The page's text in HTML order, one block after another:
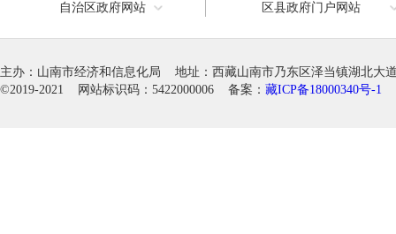
自治区政府网站 区县政府门户网站
主办：山南市经济和信息化局 地址：西藏山南市乃东区泽当镇湖北大
©2019-2021 网站标识码：5422000006 备案： 藏ICP备18000340号-1